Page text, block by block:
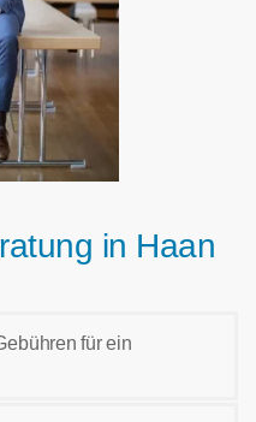
in Haan
für ein